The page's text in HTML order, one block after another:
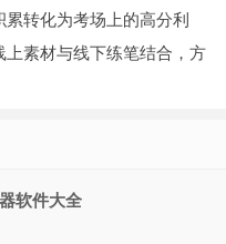
转化为考场上的高分利
素材与线下练笔结合，方
软件大全